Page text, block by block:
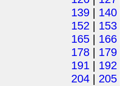
139 | 140
152 | 153
165 | 166
178 | 179
191 | 192
204 | 205